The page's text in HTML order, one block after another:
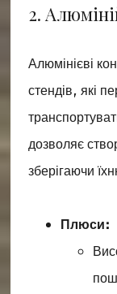
2.
Алюмінієві
стендів, які
дозволяє
зберігаючи
Плюси: